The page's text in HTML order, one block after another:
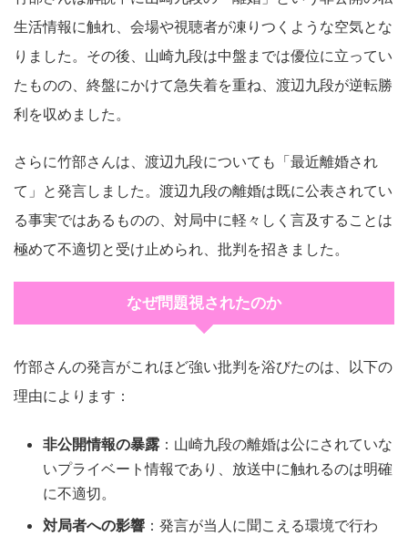
生活情報に触れ、会場や視聴者が凍りつくような空気とな
りました。その後、山崎九段は中盤までは優位に立ってい
たものの、終盤にかけて急失着を重ね、渡辺九段が逆転勝
利を収めました。
さらに竹部さんは、渡辺九段についても「最近離婚され
て」と発言しました。渡辺九段の離婚は既に公表されてい
る事実ではあるものの、対局中に軽々しく言及することは
極めて不適切と受け止められ、批判を招きました。
なぜ問題視されたのか
竹部さんの発言がこれほど強い批判を浴びたのは、以下の
理由によります：
非公開情報の暴露 ：山崎九段の離婚は公にされていな
いプライベート情報であり、放送中に触れるのは明確
に不適切。
対局者への影響 ：発言が当人に聞こえる環境で行わ